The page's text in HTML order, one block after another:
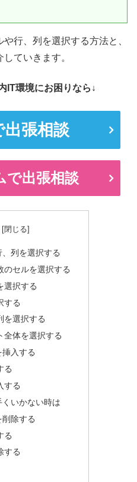
行、列を選択する方法と、
ていきます。
IT環境にお困りなら↓
出張相談
で出張相談
列を選択する
のセルを選択する
選択する
する
を選択する
全体を選択する
入する
る
する
いかない時は
除する
る
する